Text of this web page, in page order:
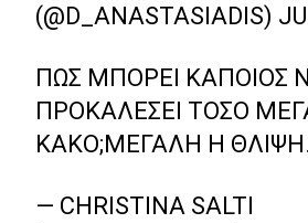
(@D_ANASTASIADIS)
ΠΩΣ ΜΠΟΡΕΊ ΚΆΠΟΙΟΣ
ΠΡΟΚΑΛΈΣΕΙ ΤΌΣΟ
ΚΑΚΌ;ΜΕΓΆΛΗ Η ΘΛΊΨΗ.
— CHRISTINA SALTI